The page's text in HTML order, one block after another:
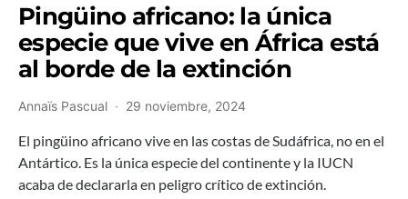
Pingüino africano: la única
especie que vive en África está
al borde de la extinción
Annaïs Pascual 29 noviembre, 2024
El pingüino africano vive en las costas de Sudáfrica, no en el
Antártico. Es la única especie del continente y la IUCN
acaba de declararla en peligro crítico de extinción.